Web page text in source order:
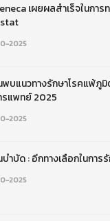
เผยผลสำเร็จในการ
2025
บแนวทางรักษาโรคแพ้ภูมิ
รแพทย์ 2025
2025
ำบัด : อีกทางเลือกในการรั
2025